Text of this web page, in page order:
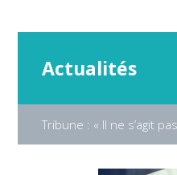
Actualités
Tribune : « Il ne s’agit